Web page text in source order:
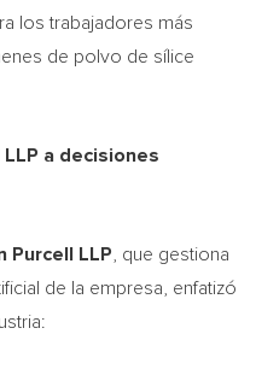
los trabajadores más
de polvo de sílice
a decisiones
Purcell LLP , que gestiona
de la empresa, enfatizó